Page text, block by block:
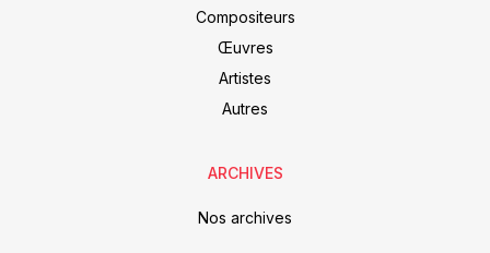
Compositeurs
Œuvres
Artistes
Autres
ARCHIVES
Nos archives